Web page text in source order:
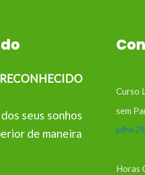
seus sonhos
de maneira
Curso
sem
julho
Horas